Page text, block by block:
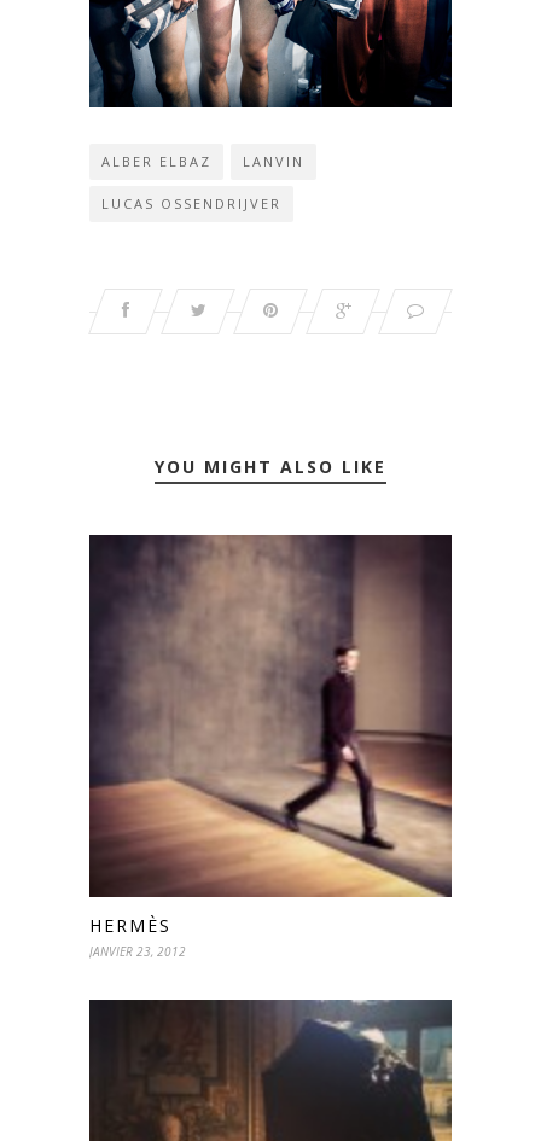
ALBER ELBAZ LANVIN
LUCAS OSSENDRIJVER
YOU MIGHT ALSO LIKE
HERMÈS
JANVIER 23, 2012